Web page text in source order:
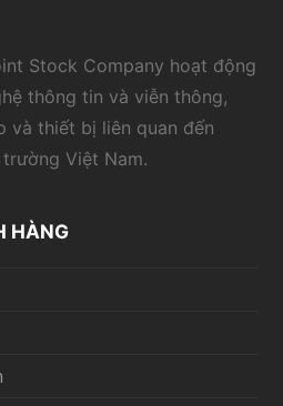
Stock Company hoạt động
thông tin và viễn thông,
và thiết bị liên quan đến
Việt Nam.
HÀNG